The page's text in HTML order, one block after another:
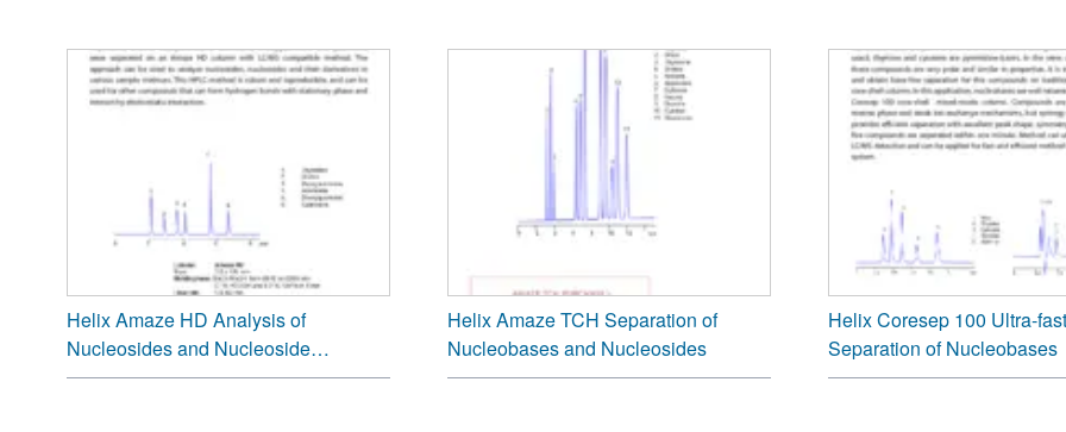
Helix Amaze HD Analysis of
Nucleosides and Nucleoside
Derivatives
Helix Amaze TCH Separation of
Nucleobases and Nucleosides
Helix Coresep 100 Ultra-fast
Separation of Nucleobases